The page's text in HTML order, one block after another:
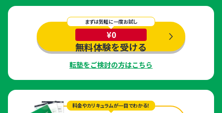
まずは気軽に一度お試し
¥0
無料体験を受ける
転塾をご検討の方はこちら
料金やカリキュラムが一目でわかる！